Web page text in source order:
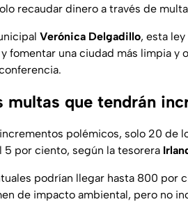
recaudar dinero a través de
Verónica Delgadillo, esta
fomentar una ciudad más limpia y
multas que tendrán
polémicos, solo 20 de
5 por ciento, según la tesorera
podrían llegar hasta 800 por
de impacto ambiental, pero no